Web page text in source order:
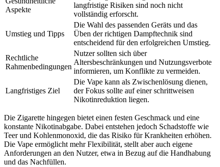
Aspekte
langfristige Risiken sind noch nicht
vollständig erforscht.
Umstieg und Tipps
Die Wahl des passenden Geräts und das
Üben der richtigen Dampftechnik sind
entscheidend für den erfolgreichen Umstieg.
Rechtliche
Rahmenbedingungen
Nutzer sollten sich über
Altersbeschränkungen und Nutzungsverbote
informieren, um Konflikte zu vermeiden.
Langfristiges Ziel
Die Vape kann als Zwischenlösung dienen,
der Fokus sollte auf einer schrittweisen
Nikotinreduktion liegen.
Die Zigarette hingegen bietet einen festen Geschmack und eine
konstante Nikotinabgabe. Dabei entstehen jedoch Schadstoffe wie
Teer und Kohlenmonoxid, die das Risiko für Krankheiten erhöhen.
Die Vape ermöglicht mehr Flexibilität, stellt aber auch eigene
Anforderungen an den Nutzer, etwa in Bezug auf die Handhabung
und das Nachfüllen.